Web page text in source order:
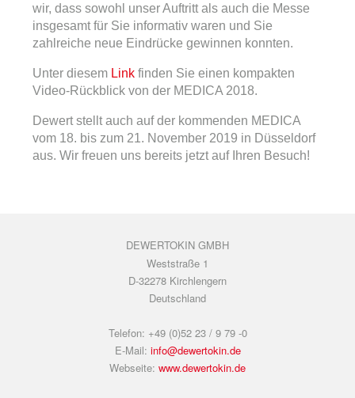
wir, dass sowohl unser Auftritt als auch die Messe
insgesamt für Sie informativ waren und Sie
zahlreiche neue Eindrücke gewinnen konnten.
Unter diesem Link finden Sie einen kompakten
Video-Rückblick von der MEDICA 2018.
Dewert stellt auch auf der kommenden MEDICA
vom 18. bis zum 21. November 2019 in Düsseldorf
aus. Wir freuen uns bereits jetzt auf Ihren Besuch!
DEWERTOKIN GMBH
Weststraße 1
D-32278 Kirchlengern
Deutschland
Telefon: +49 (0)52 23 / 9 79 -0
E-Mail: info@dewertokin.de
Webseite: www.dewertokin.de